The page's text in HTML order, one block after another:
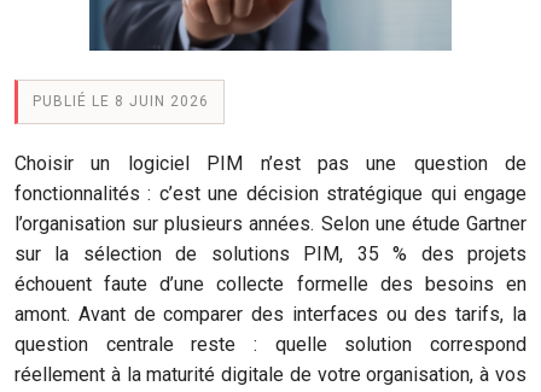
PUBLIÉ LE 8 JUIN 2026
Choisir un logiciel PIM n’est pas une question de
fonctionnalités : c’est une décision stratégique qui engage
l’organisation sur plusieurs années. Selon une étude Gartner
sur la sélection de solutions PIM, 35 % des projets
échouent faute d’une collecte formelle des besoins en
amont. Avant de comparer des interfaces ou des tarifs, la
question centrale reste : quelle solution correspond
réellement à la maturité digitale de votre organisation, à vos